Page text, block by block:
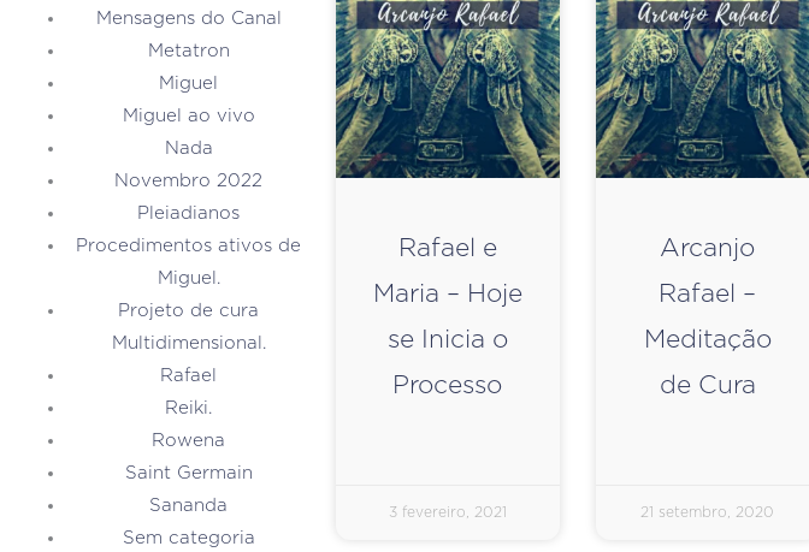
Mensagens do Canal
Metatron
Miguel
Miguel ao vivo
Nada
Novembro 2022
Pleiadianos
Procedimentos ativos de
Miguel.
Projeto de cura
Multidimensional.
Rafael
Reiki.
Rowena
Saint Germain
Sananda
Sem categoria
Rafael e
Maria – Hoje
se Inicia o
Processo
3 fevereiro, 2021
Arcanjo
Rafael –
Meditação
de Cura
21 setembro, 2020